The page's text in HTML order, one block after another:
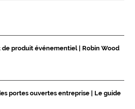
de produit événementiel | Robin Wood
portes ouvertes entreprise | Le guide